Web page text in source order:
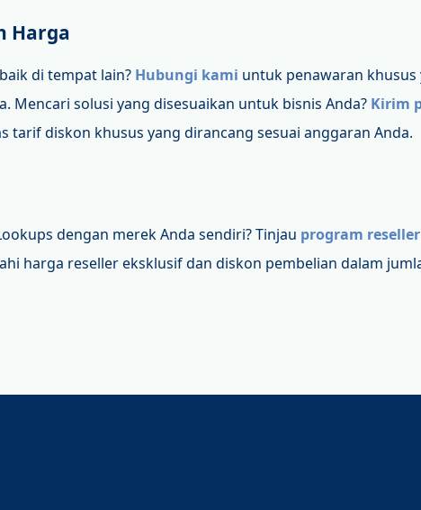
Harga
di tempat lain? Hubungi kami untuk penawaran khusus
Mencari solusi yang disesuaikan untuk bisnis Anda? Kirim
tarif diskon khusus yang dirancang sesuai anggaran Anda.
dengan merek Anda sendiri? Tinjau program reseller
harga reseller eksklusif dan diskon pembelian dalam